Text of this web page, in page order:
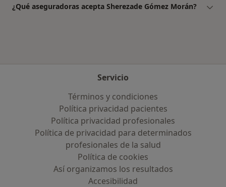
¿Qué aseguradoras acepta Sherezade Gómez Morán?
Servicio
Términos y condiciones
Política privacidad pacientes
Política privacidad profesionales
Política de privacidad para determinados
profesionales de la salud
Política de cookies
Así organizamos los resultados
Accesibilidad